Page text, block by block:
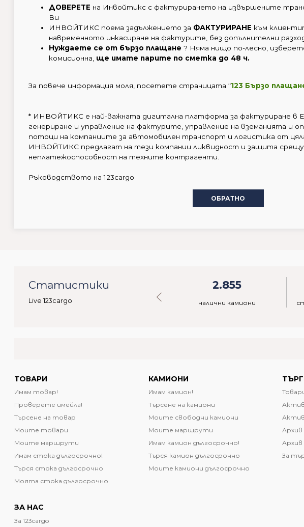
ДОВЕРЕТЕ на Инвойтикс с фактурирането на извършените
Ви
ИНВОЙТИКС поема задължението за ФАКТУРИРАНЕ към
навременното инкасиране на фактурите, без допълнителни
Нуждаете се от бързо плащане ? Няма нищо по-лесно,
комисионна, ще имате парите по сметка до 48 ч.
За повече информация моля, посетете страницата “123 Бързо
* ИНВОЙТИКС е най-важната дигитална платформа за фактуриране в
генериране и управление на фактурите, управление на вземанията и
потоци на компаниите за автомобилен транспорт и логистика от
ИНВОЙТИКС предлагат на тези компании ликвидност и защита
неплатежоспособност на техните контрагенти.
Ръководството на 123cargo
ОБРАТНО
Статистики
Live 123cargo
31.001 2.855
налични камиони
ТОВАРИ
Имам товар!
Проверете имейла!
Търсене на товар
Моите товари
Моите маршрути
Имам стока дългосрочно!
Търся стока дългосрочно
Моята стока дългосрочно
КАМИОНИ
Имам камион!
Търсене на камиони
Моите свободни камиони
Моите маршрути
Имам камион дългосрочно!
Търся камион дългосрочно
Моите камиони дългосрочно
ТЪРГ
Архив
За
ЗА НАС
За 123cargo